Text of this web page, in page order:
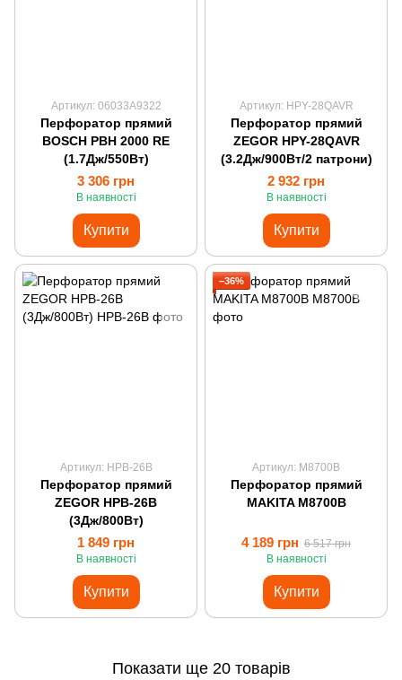
Артикул: 06033A9322
Перфоратор прямий
BOSCH PBH 2000 RE
(1.7Дж/550Вт)
3 306 грн
В наявності
Купити
Артикул: HPY-28QAVR
Перфоратор прямий
ZEGOR HPY-28QAVR
(3.2Дж/900Вт/2 патрони)
2 932 грн
В наявності
Купити
Артикул: HPB-26B
Перфоратор прямий
ZEGOR HPB-26B
(3Дж/800Вт)
1 849 грн
В наявності
Купити
−36%
Артикул: M8700B
Перфоратор прямий
MAKITA M8700B
4 189 грн 6 517 грн
В наявності
Купити
Показати ще 20 товарів